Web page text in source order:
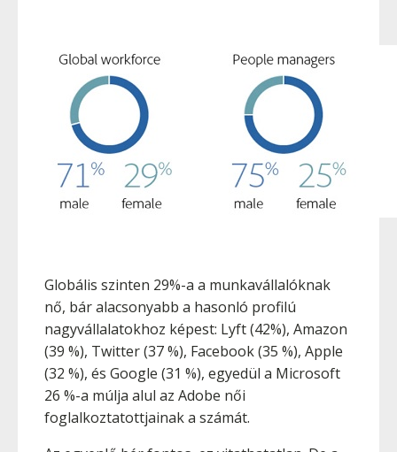
Globális szinten 29%-a a munkavállalóknak
nő, bár alacsonyabb a hasonló profilú
nagyvállalatokhoz képest: Lyft (42%), Amazon
(39 %), Twitter (37 %), Facebook (35 %), Apple
(32 %), és Google (31 %), egyedül a Microsoft
26 %-a múlja alul az Adobe női
foglalkoztatottjainak a számát.